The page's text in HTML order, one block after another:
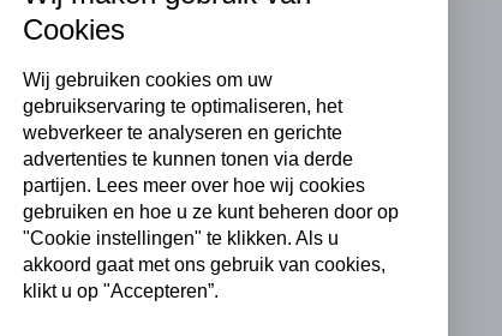
Cookies
Wij gebruiken cookies om uw
gebruikservaring te optimaliseren, het
webverkeer te analyseren en gerichte
advertenties te kunnen tonen via derde
partijen. Lees meer over hoe wij cookies
gebruiken en hoe u ze kunt beheren door op
"Cookie instellingen" te klikken. Als u
akkoord gaat met ons gebruik van cookies,
klikt u op "Accepteren”.